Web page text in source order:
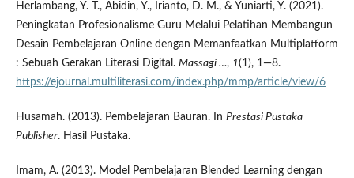
Herlambang, Y. T., Abidin, Y., Irianto, D. M., & Yuniarti, Y. (2021).
Peningkatan Profesionalisme Guru Melalui Pelatihan Membangun
Desain Pembelajaran Online dengan Memanfaatkan Multiplatform
: Sebuah Gerakan Literasi Digital. Massagi …, 1(1), 1—8.
https://ejournal.multiliterasi.com/index.php/mmp/article/view/6
Husamah. (2013). Pembelajaran Bauran. In Prestasi Pustaka
Publisher. Hasil Pustaka.
Imam, A. (2013). Model Pembelajaran Blended Learning dengan